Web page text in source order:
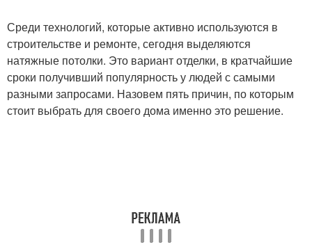
Среди технологий, которые активно используются в
строительстве и ремонте, сегодня выделяются
натяжные потолки. Это вариант отделки, в кратчайшие
сроки получивший популярность у людей с самыми
разными запросами. Назовем пять причин, по которым
стоит выбрать для своего дома именно это решение.